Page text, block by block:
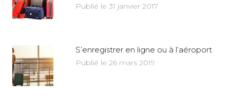
Publié le 31 janvier 2017
S’enregistrer en ligne ou à l’aéroport
Publié le 26 mars 2019